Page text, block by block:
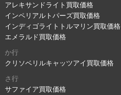
アレキサンドライト買取価格
インペリアルトパーズ買取価格
インディゴライトトルマリン買取価格
エメラルド買取価格
か行
クリソベリルキャッツアイ買取価格
さ行
サファイア買取価格